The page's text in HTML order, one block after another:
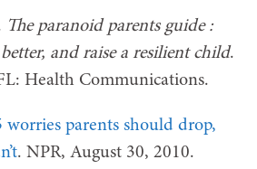
The paranoid parents guide :
and raise a resilient child.
Health Communications.
worries parents should drop,
. NPR, August 30, 2010.